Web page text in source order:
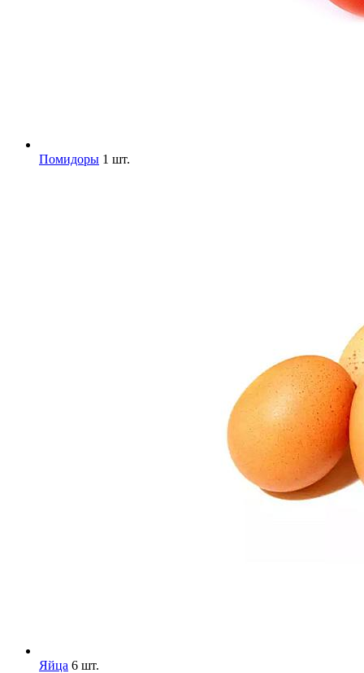
Помидоры 1 шт.
Яйца 6 шт.